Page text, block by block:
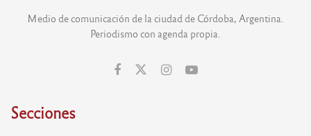
Medio de comunicación de la ciudad de Córdoba, Argentina.
Periodismo con agenda propia.
Secciones